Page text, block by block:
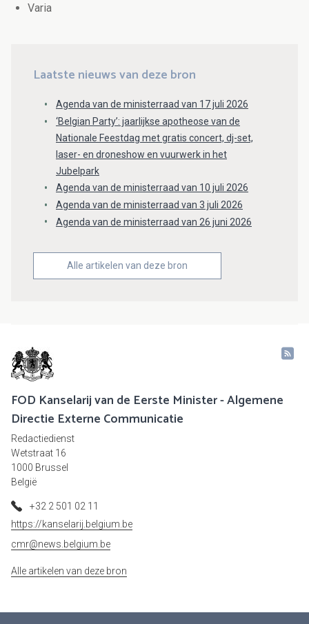
Varia
Laatste nieuws van deze bron
Agenda van de ministerraad van 17 juli 2026
‘Belgian Party’: jaarlijkse apotheose van de
Nationale Feestdag met gratis concert, dj-set,
laser- en droneshow en vuurwerk in het
Jubelpark
Agenda van de ministerraad van 10 juli 2026
Agenda van de ministerraad van 3 juli 2026
Agenda van de ministerraad van 26 juni 2026
Alle artikelen van deze bron
FOD Kanselarij van de Eerste Minister - Algemene
Directie Externe Communicatie
Redactiedienst
Wetstraat 16
1000 Brussel
België
+32 2 501 02 11
https://kanselarij.belgium.be
cmr@news.belgium.be
Alle artikelen van deze bron